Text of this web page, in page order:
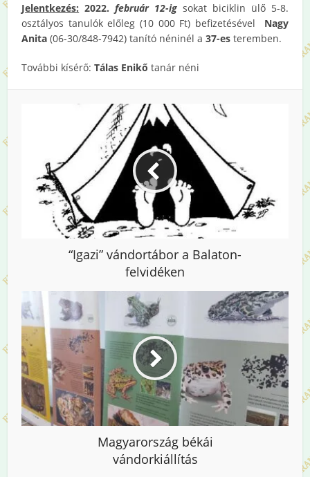
Jelentkezés: 2022.február 12-ig sokat biciklin ülő 5-8.
osztályos tanulók előleg (10 000 Ft) befizetésével
Nagy
Anita (06-30/848-7942) tanító néninél a37-es teremben.
További kísérő:Tálas Enikő tanár néni
“Igazi” vándortábor a Balaton-
felvidéken
Magyarország békái
vándorkiállítás